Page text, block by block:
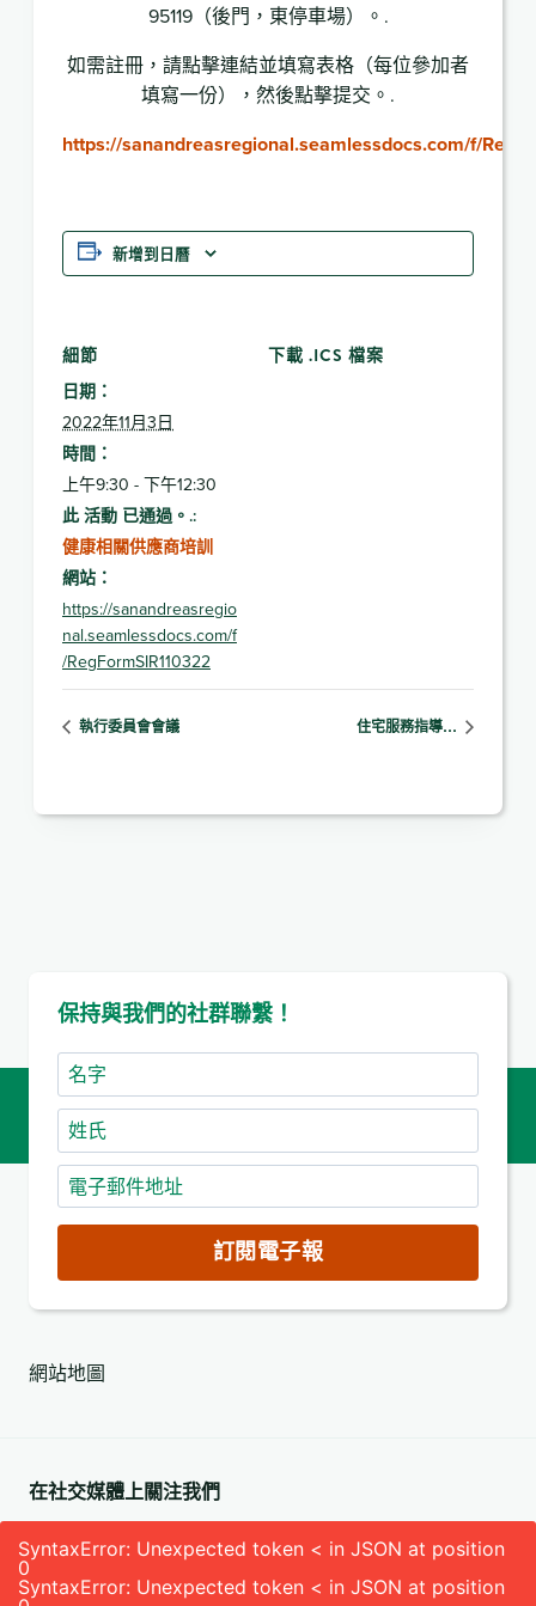
95119（後門，東停車場）。.
如需註冊，請點擊連結並填寫表格（每位參加者
填寫一份），然後點擊提交。.
https://sanandreasregional.seamlessdocs.com/f/
新增到日曆
細節
日期：
2022年11月3日
時間：
上午9:30 - 下午12:30
此 活動 已通過。.:
健康相關供應商培訓
網站：
https://sanandreasregio
nal.seamlessdocs.com/f
/RegFormSIR110322
下載 .ICS 檔案
執行委員會會議 住宅服務指導…
保持與我們的社群聯繫！
名
字
姓
氏
電
子
件
地
(必
訂閱電子報
網站地圖
在社交媒體上關注我們
SyntaxError: Unexpected token < in JSON at position
0
SyntaxError: Unexpected token < in JSON at position